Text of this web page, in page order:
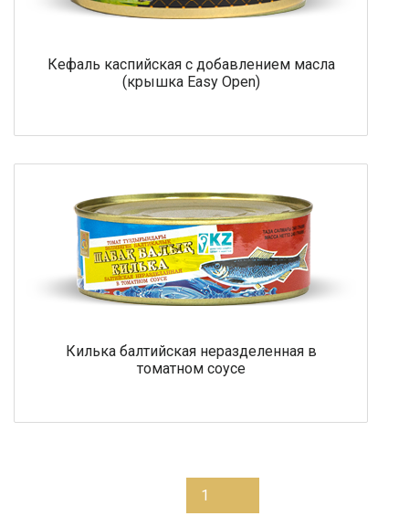
Кефаль каспийская с добавлением масла
(крышка Easy Open)
Килька балтийская неразделенная в
томатном соусе
1